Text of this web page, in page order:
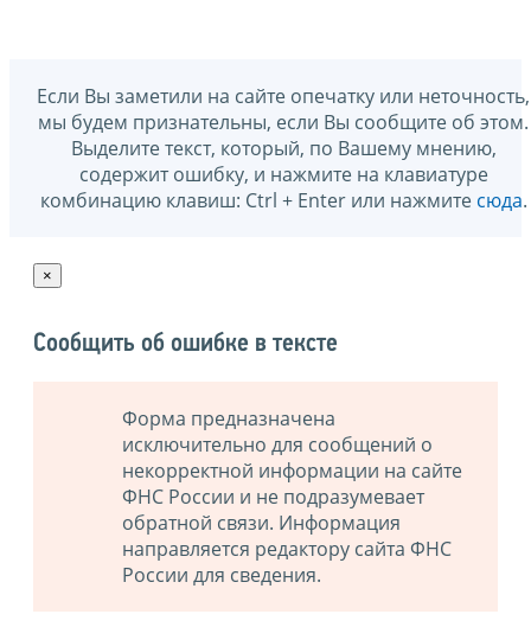
Если Вы заметили на сайте опечатку или неточность,
мы будем признательны, если Вы сообщите об этом.
Выделите текст, который, по Вашему мнению,
содержит ошибку, и нажмите на клавиатуре
комбинацию клавиш: Ctrl + Enter или нажмите сюда.
×
Сообщить об ошибке в тексте
Форма предназначена
исключительно для сообщений о
некорректной информации на сайте
ФНС России и не подразумевает
обратной связи. Информация
направляется редактору сайта ФНС
России для сведения.